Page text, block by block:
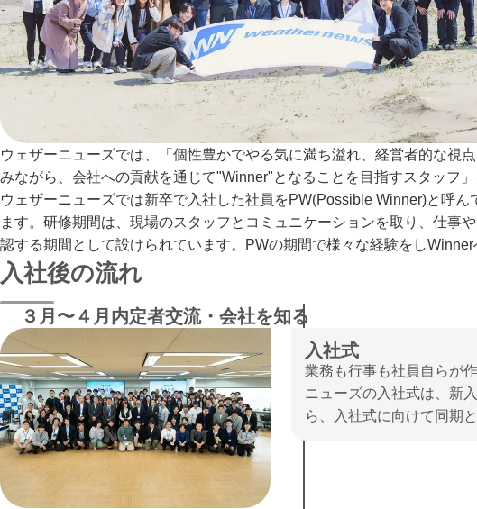
ウェザーニューズでは、「個性豊かでやる気に満ち溢れ、経営者的な視
みながら、会社への貢献を通じて"Winner"となることを目指すスタッフ」
ウェザーニューズでは新卒で入社した社員をPW(Possible Winner)と呼
ます。研修期間は、現場のスタッフとコミュニケーションを取り、仕事
認する期間として設けられています。PWの期間で様々な経験をしWinner
入社後の流れ
３月〜４月 内定者交流・会社を知る
入社式
業務も行事も社員自らが
ニューズの入社式は、新
ら、入社式に向けて同期